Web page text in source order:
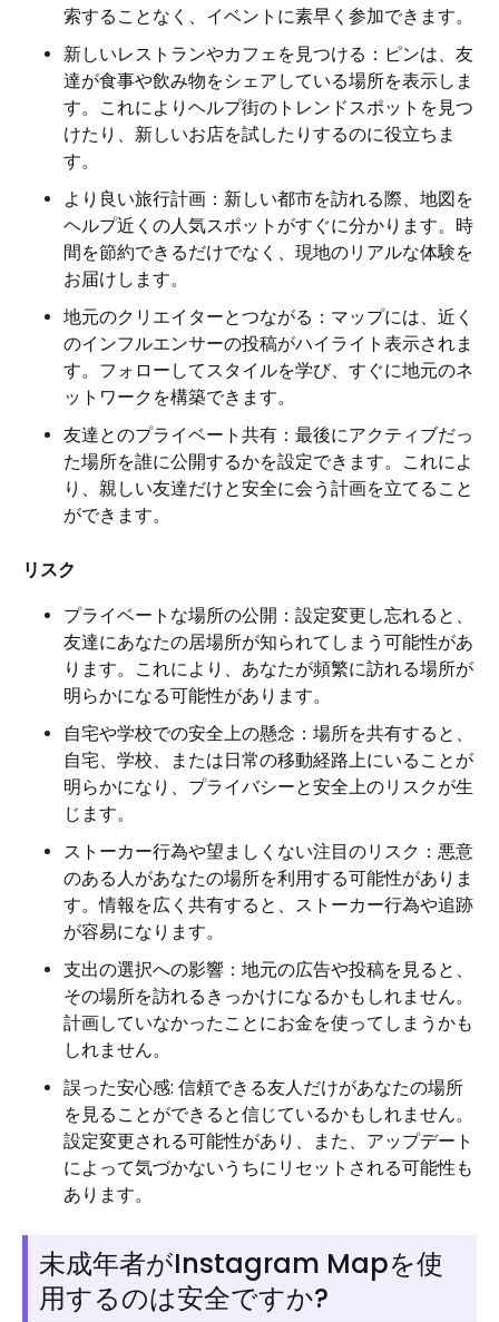
索することなく、イベントに素早く参加できます。
新しいレストランやカフェを見つける：ピンは、友
達が食事や飲み物をシェアしている場所を表示しま
す。これによりヘルプ街のトレンドスポットを見つ
けたり、新しいお店を試したりするのに役立ちま
す。
より良い旅行計画：新しい都市を訪れる際、地図を
ヘルプ近くの人気スポットがすぐに分かります。時
間を節約できるだけでなく、現地のリアルな体験を
お届けします。
地元のクリエイターとつながる：マップには、近く
のインフルエンサーの投稿がハイライト表示されま
す。フォローしてスタイルを学び、すぐに地元のネ
ットワークを構築できます。
友達とのプライベート共有：最後にアクティブだっ
た場所を誰に公開するかを設定できます。これによ
り、親しい友達だけと安全に会う計画を立てること
ができます。
リスク
プライベートな場所の公開：設定変更し忘れると、
友達にあなたの居場所が知られてしまう可能性があ
ります。これにより、あなたが頻繁に訪れる場所が
明らかになる可能性があります。
自宅や学校での安全上の懸念：場所を共有すると、
自宅、学校、または日常の移動経路上にいることが
明らかになり、プライバシーと安全上のリスクが生
じます。
ストーカー行為や望ましくない注目のリスク：悪意
のある人があなたの場所を利用する可能性がありま
す。情報を広く共有すると、ストーカー行為や追跡
が容易になります。
支出の選択への影響：地元の広告や投稿を見ると、
その場所を訪れるきっかけになるかもしれません。
計画していなかったことにお金を使ってしまうかも
しれません。
誤った安心感: 信頼できる友人だけがあなたの場所
を見ることができると信じているかもしれません。
設定変更される可能性があり、また、アップデート
によって気づかないうちにリセットされる可能性も
あります。
未成年者がInstagram Mapを使
用するのは安全ですか?